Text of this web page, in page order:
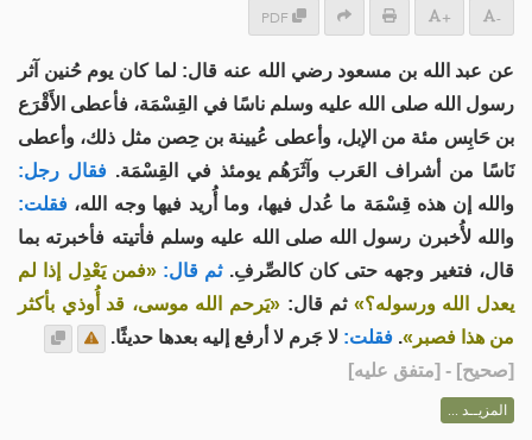
PDF + -
عن عبد الله بن مسعود رضي الله عنه قال: لما كان يوم حُنين آثر
رسول الله صلى الله عليه وسلم ناسًا في القِسْمَة، فأعطى الأَقْرَع
بن حَابِس مئة من الإبل، وأعطى عُيينة بن حِصن مثل ذلك، وأعطى
نَاسًا من أشراف العَرب وآثَرَهُم يومئذ في القِسْمَة. فقال رجل:
والله إن هذه قِسْمَة ما عُدل فيها، وما أُريد فيها وجه الله، فقلت:
والله لأُخبرن رسول الله صلى الله عليه وسلم فأتيته فأخبرته بما
قال، فتغير وجهه حتى كان كالصِّرفِ. ثم قال: «فمن يَعْدِل إذا لم
يعدل الله ورسوله؟» ثم قال: «يَرحم الله موسى، قد أُوذي بأكثر
من هذا فصبر». فقلت: لا جَرم لا أرفع إليه بعدها حديثًا.
[صحيح] - [متفق عليه]
المزيــد ...